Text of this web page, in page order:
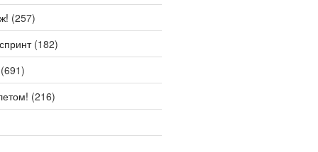
(257)
(182)
(216)